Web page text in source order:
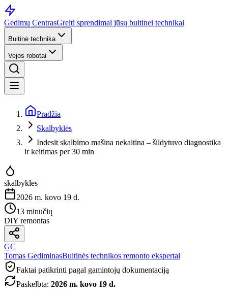
Gedimų CentrasGreiti sprendimai jūsų buitinei technikai
Buitinė technika
Vejos robotai
Pradžia
Skalbyklės
Indesit skalbimo mašina nekaitina – šildytuvo diagnostika
ir keitimas per 30 min
skalbykles
2026 m. kovo 19 d.
13 minučių
DIY remontas
GC
Tomas GediminasBuitinės technikos remonto ekspertai
Faktai patikrinti pagal gamintojų dokumentaciją
Paskelbta: 2026 m. kovo 19 d.